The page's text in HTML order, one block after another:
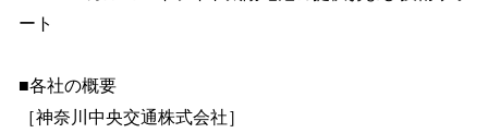
ート
■各社の概要
［神奈川中央交通株式会社］